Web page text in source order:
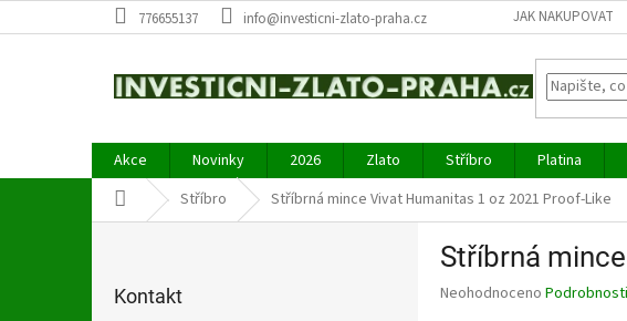
na
776655137 info@investicni-zlato-praha.cz JAK NAKUPOVAT
Akce Novinky 2026 Zlato Stříbro Platina
Domů Stříbro Stříbrná mince Vivat Humanitas 1 oz 2021 Proof-Like
Kontakt
Stříbrná
Průměrné
Neohodnoceno